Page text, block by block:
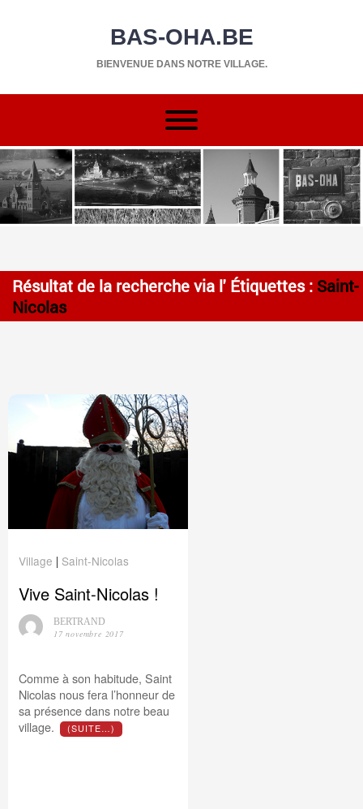
BAS-OHA.BE
BIENVENUE DANS NOTRE VILLAGE.
Résultat de la recherche via l' Étiquettes : Saint-
Nicolas
Village | Saint-Nicolas
Vive Saint-Nicolas !
BERTRAND
17 novembre 2017
Comme à son habitude, Saint
Nicolas nous fera l’honneur de
sa présence dans notre beau
village.
(SUITE…)